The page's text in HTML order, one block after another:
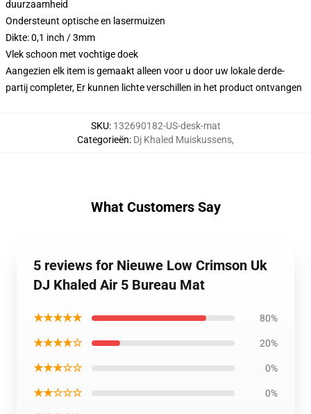
duurzaamheid
Ondersteunt optische en lasermuizen
Dikte: 0,1 inch / 3mm
Vlek schoon met vochtige doek
Aangezien elk item is gemaakt alleen voor u door uw lokale derde-
partij completer, Er kunnen lichte verschillen in het product ontvangen
SKU: 132690182-US-desk-mat
Categorieën: Dj Khaled Muiskussens,
What Customers Say
5 reviews for Nieuwe Low Crimson Uk
DJ Khaled Air 5 Bureau Mat
★★★★★ 80%
★★★★☆ 20%
★★★☆☆ 0%
★★☆☆☆ 0%